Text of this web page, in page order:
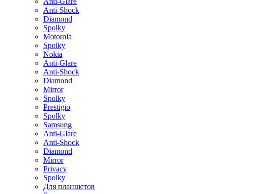
Anti-Shock
Diamond
Spolky
Motorola
Spolky
Nokia
Anti-Glare
Anti-Shock
Diamond
Mirror
Spolky
Prestigio
Spolky
Samsung
Anti-Glare
Anti-Shock
Diamond
Mirror
Privacy
Spolky
Для планшетов